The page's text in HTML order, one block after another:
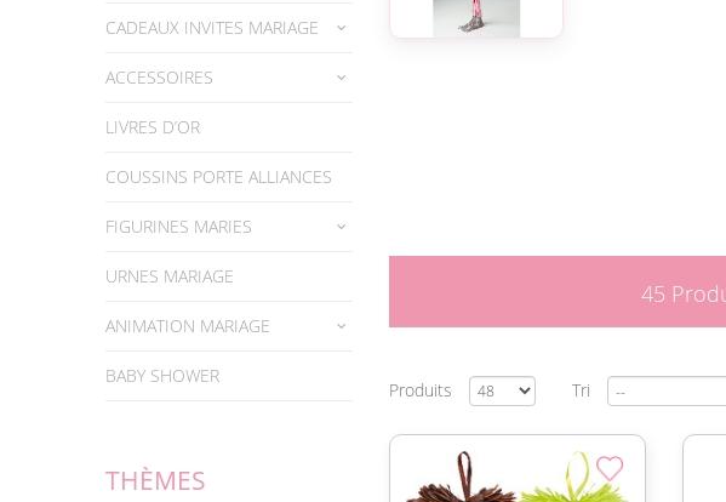
CADEAUX INVITES MARIAGE
ACCESSOIRES
LIVRES D’OR
COUSSINS PORTE ALLIANCES
FIGURINES MARIES
URNES MARIAGE
ANIMATION MARIAGE
BABY SHOWER
THÈMES
45
Produits Tri